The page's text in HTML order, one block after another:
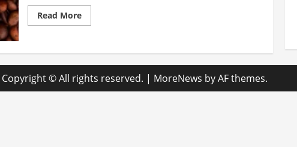
Read MoreRead
more
Kopi
Robusta
yang
Unik
Tapi
Copyright © All rights reserved. | MoreNews by AF themes.